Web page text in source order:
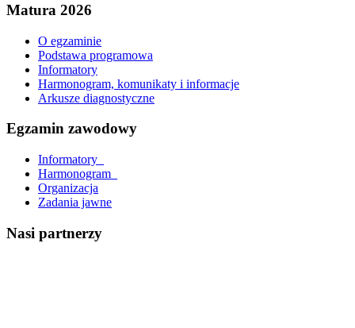
Matura 2026
O egzaminie
Podstawa programowa
Informatory
Harmonogram, komunikaty i informacje
Arkusze diagnostyczne
Egzamin zawodowy
Informatory_
Harmonogram_
Organizacja
Zadania jawne
Nasi partnerzy